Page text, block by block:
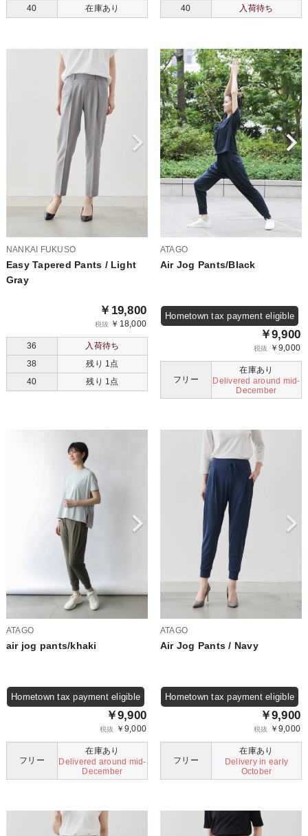
40
在庫あり
40
入荷待ち
NANKAI FUKUSO
Easy Tapered Pants / Light
Gray
￥19,800
税抜 ￥18,000
36
入荷待ち
38
残り 1点
40
残り 1点
ATAGO
Air Jog Pants/Black
Hometown tax payment eligible
￥9,900
税抜 ￥9,000
フリー
在庫あり
Delivered around mid-
December
ATAGO
air jog pants/khaki
Hometown tax payment eligible
￥9,900
税抜 ￥9,000
フリー
在庫あり
Delivered around mid-
December
ATAGO
Air Jog Pants / Navy
Hometown tax payment eligible
￥9,900
税抜 ￥9,000
フリー
在庫あり
Delivery in early
October